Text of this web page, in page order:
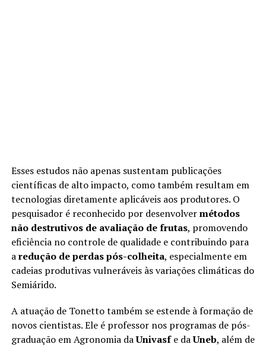
Esses estudos não apenas sustentam publicações
científicas de alto impacto, como também resultam em
tecnologias diretamente aplicáveis aos produtores. O
pesquisador é reconhecido por desenvolvermétodos
não destrutivos de avaliação de frutas, promovendo
eficiência no controle de qualidade e contribuindo para
aredução de perdas pós-colheita, especialmente em
cadeias produtivas vulneráveis às variações climáticas do
Semiárido.
A atuação de Tonetto também se estende à formação de
novos cientistas. Ele é professor nos programas de pós-
graduação em Agronomia daUnivasfe daUneb, além de